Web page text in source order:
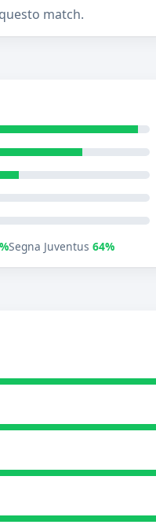
match.
Segna Juventus 64%